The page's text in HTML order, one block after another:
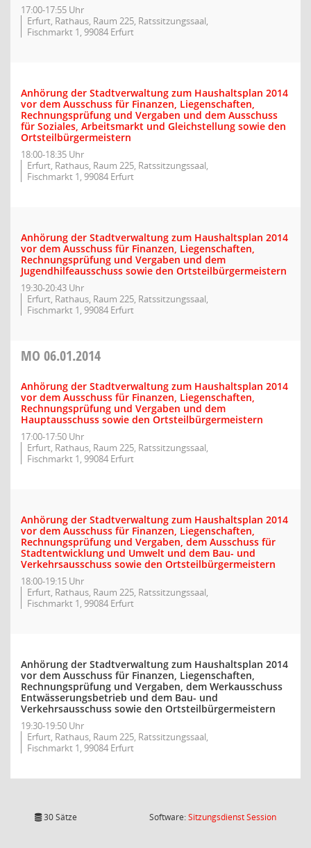
17:00-17:55 Uhr
Erfurt, Rathaus, Raum 225, Ratssitzungssaal,
Fischmarkt 1, 99084 Erfurt
Anhörung der Stadtverwaltung zum Haushaltsplan 2014
vor dem Ausschuss für Finanzen, Liegenschaften,
Rechnungsprüfung und Vergaben und dem Ausschuss
für Soziales, Arbeitsmarkt und Gleichstellung sowie den
Ortsteilbürgermeistern
18:00-18:35 Uhr
Erfurt, Rathaus, Raum 225, Ratssitzungssaal,
Fischmarkt 1, 99084 Erfurt
Anhörung der Stadtverwaltung zum Haushaltsplan 2014
vor dem Ausschuss für Finanzen, Liegenschaften,
Rechnungsprüfung und Vergaben und dem
Jugendhilfeausschuss sowie den Ortsteilbürgermeistern
19:30-20:43 Uhr
Erfurt, Rathaus, Raum 225, Ratssitzungssaal,
Fischmarkt 1, 99084 Erfurt
MO 06.01.2014
Anhörung der Stadtverwaltung zum Haushaltsplan 2014
vor dem Ausschuss für Finanzen, Liegenschaften,
Rechnungsprüfung und Vergaben und dem
Hauptausschuss sowie den Ortsteilbürgermeistern
17:00-17:50 Uhr
Erfurt, Rathaus, Raum 225, Ratssitzungssaal,
Fischmarkt 1, 99084 Erfurt
Anhörung der Stadtverwaltung zum Haushaltsplan 2014
vor dem Ausschuss für Finanzen, Liegenschaften,
Rechnungsprüfung und Vergaben, dem Ausschuss für
Stadtentwicklung und Umwelt und dem Bau- und
Verkehrsausschuss sowie den Ortsteilbürgermeistern
18:00-19:15 Uhr
Erfurt, Rathaus, Raum 225, Ratssitzungssaal,
Fischmarkt 1, 99084 Erfurt
Anhörung der Stadtverwaltung zum Haushaltsplan 2014
vor dem Ausschuss für Finanzen, Liegenschaften,
Rechnungsprüfung und Vergaben, dem Werkausschuss
Entwässerungsbetrieb und dem Bau- und
Verkehrsausschuss sowie den Ortsteilbürgermeistern
19:30-19:50 Uhr
Erfurt, Rathaus, Raum 225, Ratssitzungssaal,
Fischmarkt 1, 99084 Erfurt
30 Sätze Software:SitzungsdienstSession(Wird in